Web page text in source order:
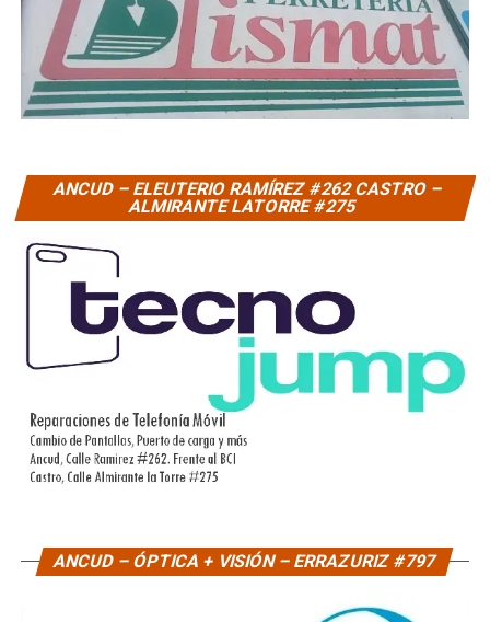
ANCUD – ELEUTERIO RAMÍREZ #262 CASTRO –
ALMIRANTE LATORRE #275
ANCUD – ÓPTICA + VISIÓN – ERRAZURIZ #797